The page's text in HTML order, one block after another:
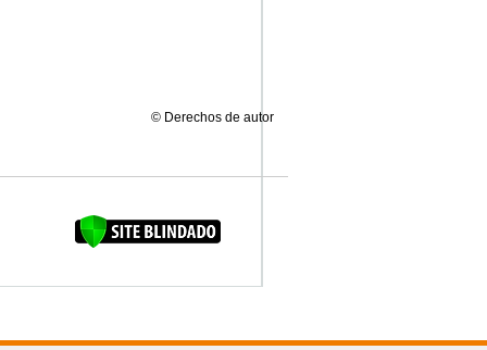
© Derechos de autor